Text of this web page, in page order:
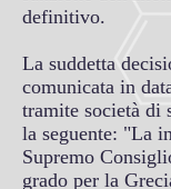
definitivo.
La suddetta
comunicata in
tramite società di
la seguente: "La
Supremo
grado per la